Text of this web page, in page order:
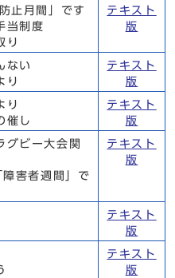
止月間」です
当制度
り
テキスト
版
ない
り
テキスト
版
り
催し
テキスト
版
グビー大会関
害者週間」で
テキスト
版
テキスト
版
テキスト
版